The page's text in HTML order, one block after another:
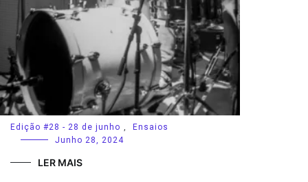
Edição #28 - 28 de junho ,
Ensaios
Junho 28, 2024
LER MAIS